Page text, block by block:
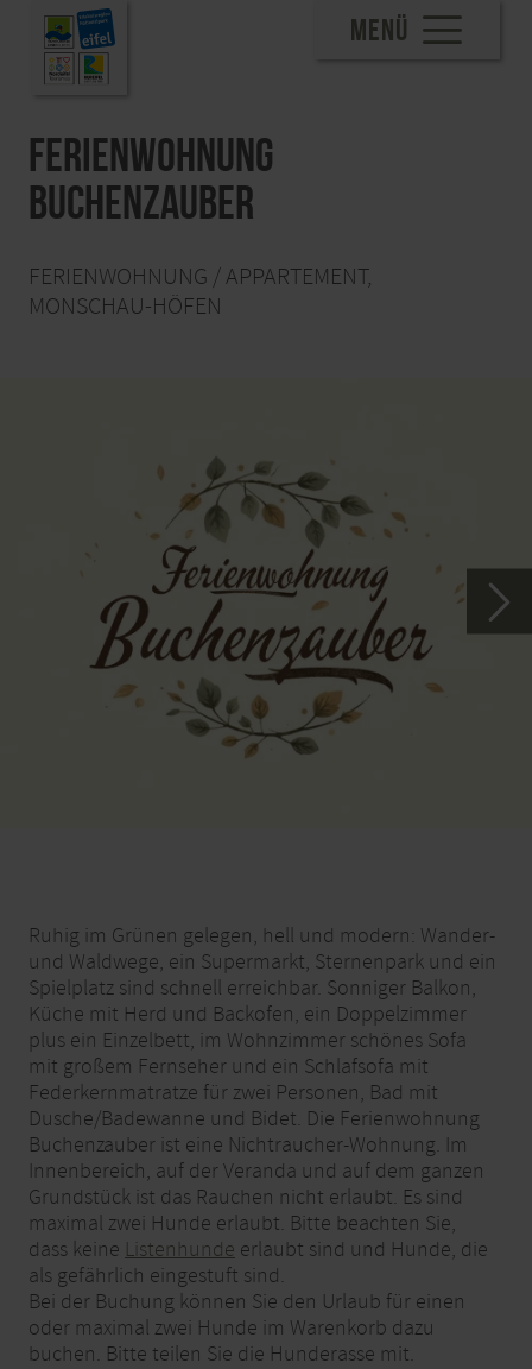
MENÜ
Ferienwohnung
Buchenzauber
FERIENWOHNUNG / APPARTEMENT,
MONSCHAU-HÖFEN
Ruhig im Grünen gelegen, hell und modern: Wander-
und Waldwege, ein Supermarkt, Sternenpark und ein
Spielplatz sind schnell erreichbar. Sonniger Balkon,
Küche mit Herd und Backofen, ein Doppelzimmer
plus ein Einzelbett, im Wohnzimmer schönes Sofa
mit großem Fernseher und ein Schlafsofa mit
Federkernmatratze für zwei Personen, Bad mit
Dusche/Badewanne und Bidet. Die Ferienwohnung
Buchenzauber ist eine Nichtraucher-Wohnung. Im
Innenbereich, auf der Veranda und auf dem ganzen
Grundstück ist das Rauchen nicht erlaubt. Es sind
maximal zwei Hunde erlaubt. Bitte beachten Sie,
dass keine Listenhunde erlaubt sind und Hunde, die
als gefährlich eingestuft sind.
Bei der Buchung können Sie den Urlaub für einen
oder maximal zwei Hunde im Warenkorb dazu
buchen. Bitte teilen Sie die Hunderasse mit.